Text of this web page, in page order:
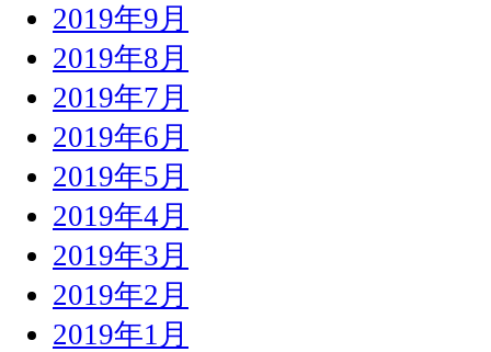
2019年9月
2019年8月
2019年7月
2019年6月
2019年5月
2019年4月
2019年3月
2019年2月
2019年1月